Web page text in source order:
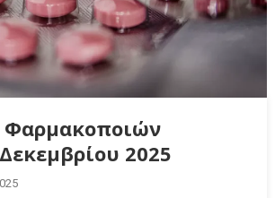
Φαρμακοποιών
2025